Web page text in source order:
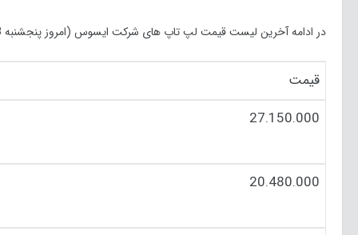
در ادامه آخرین لیست قیمت لپ تاپ های شرکت ایسوس (امروز پنجشنبه 23 بهمن ماه 99) در بازار را مشاهده می کنید:
قیمت
27.150.000
20.480.000